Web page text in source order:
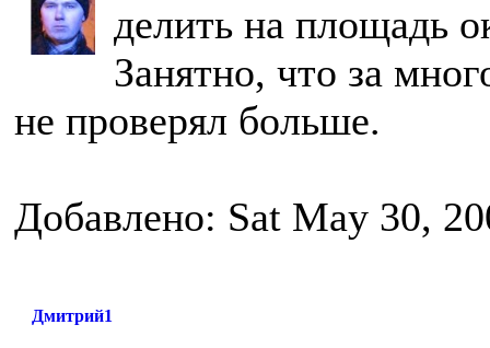
делить на площадь
Занятно, что за
не проверял больше.
Добавлено: Sat May 30,
Дмитрий1